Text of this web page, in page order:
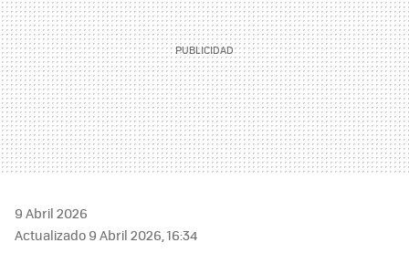
9 Abril 2026
Actualizado 9 Abril 2026, 16:34